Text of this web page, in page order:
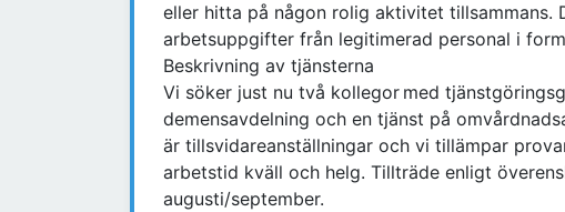
eller hitta på någon rolig aktivitet tillsammans.
arbetsuppgifter från legitimerad personal i
Beskrivning av tjänsterna
Vi söker just nu två kollegor med
demensavdelning och en tjänst på
är tillsvidareanställningar och vi tillämpar
arbetstid kväll och helg. Tillträde enligt
augusti/september.